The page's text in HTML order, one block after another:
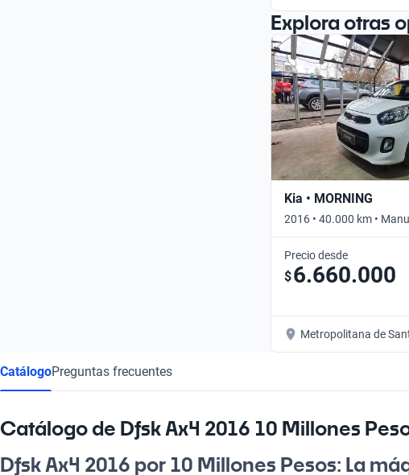
Explora otras
Kia • MORNING
2016 • 40.000 km •
Precio desde
$6.660.000
Metropolitana de
CatálogoPreguntas frecuentes
Catálogo de Dfsk Ax4 2016 10 Millones
Dfsk Ax4 2016 por 10 Millones Pesos: La